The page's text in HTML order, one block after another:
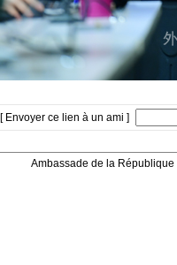
[ Envoyer ce lien à un ami ]
Ambassade de la